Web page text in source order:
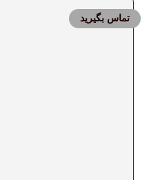
تماس بگیرید